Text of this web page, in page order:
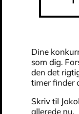
Dine
som dig.
den det
timer finder
Skriv til
allerede nu.